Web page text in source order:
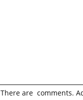
There are comments.